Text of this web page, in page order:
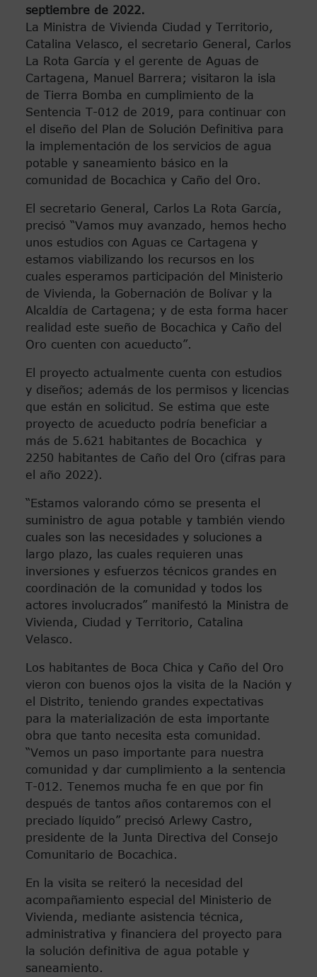
septiembre de 2022.
La Ministra de Vivienda Ciudad y Territorio,
Catalina Velasco, el secretario General, Carlos
La Rota García y el gerente de Aguas de
Cartagena, Manuel Barrera; visitaron la isla
de Tierra Bomba en cumplimiento de la
Sentencia T-012 de 2019, para continuar con
el diseño del Plan de Solución Definitiva para
la implementación de los servicios de agua
potable y saneamiento básico en la
comunidad de Bocachica y Caño del Oro.
El secretario General, Carlos La Rota García,
precisó “Vamos muy avanzado, hemos hecho
unos estudios con Aguas ce Cartagena y
estamos viabilizando los recursos en los
cuales esperamos participación del Ministerio
de Vivienda, la Gobernación de Bolívar y la
Alcaldía de Cartagena; y de esta forma hacer
realidad este sueño de Bocachica y Caño del
Oro cuenten con acueducto”.
El proyecto actualmente cuenta con estudios
y diseños; además de los permisos y licencias
que están en solicitud. Se estima que este
proyecto de acueducto podría beneficiar a
más de 5.621 habitantes de Bocachica y
2250 habitantes de Caño del Oro (cifras para
el año 2022).
“Estamos valorando cómo se presenta el
suministro de agua potable y también viendo
cuales son las necesidades y soluciones a
largo plazo, las cuales requieren unas
inversiones y esfuerzos técnicos grandes en
coordinación de la comunidad y todos los
actores involucrados” manifestó la Ministra de
Vivienda, Ciudad y Territorio, Catalina
Velasco.
Los habitantes de Boca Chica y Caño del Oro
vieron con buenos ojos la visita de la Nación y
el Distrito, teniendo grandes expectativas
para la materialización de esta importante
obra que tanto necesita esta comunidad.
“Vemos un paso importante para nuestra
comunidad y dar cumplimiento a la sentencia
T-012. Tenemos mucha fe en que por fin
después de tantos años contaremos con el
preciado líquido” precisó Arlewy Castro,
presidente de la Junta Directiva del Consejo
Comunitario de Bocachica.
En la visita se reiteró la necesidad del
acompañamiento especial del Ministerio de
Vivienda, mediante asistencia técnica,
administrativa y financiera del proyecto para
la solución definitiva de agua potable y
saneamiento.